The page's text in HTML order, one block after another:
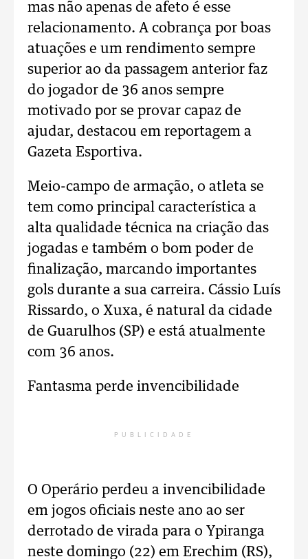
mas não apenas de afeto é esse
relacionamento. A cobrança por boas
atuações e um rendimento sempre
superior ao da passagem anterior faz
do jogador de 36 anos sempre
motivado por se provar capaz de
ajudar, destacou em reportagem a
Gazeta Esportiva.
Meio-campo de armação, o atleta se
tem como principal característica a
alta qualidade técnica na criação das
jogadas e também o bom poder de
finalização, marcando importantes
gols durante a sua carreira. Cássio Luís
Rissardo, o Xuxa, é natural da cidade
de Guarulhos (SP) e está atualmente
com 36 anos.
Fantasma perde invencibilidade
PUBLICIDADE
O Operário perdeu a invencibilidade
em jogos oficiais neste ano ao ser
derrotado de virada para o Ypiranga
neste domingo (22) em Erechim (RS),